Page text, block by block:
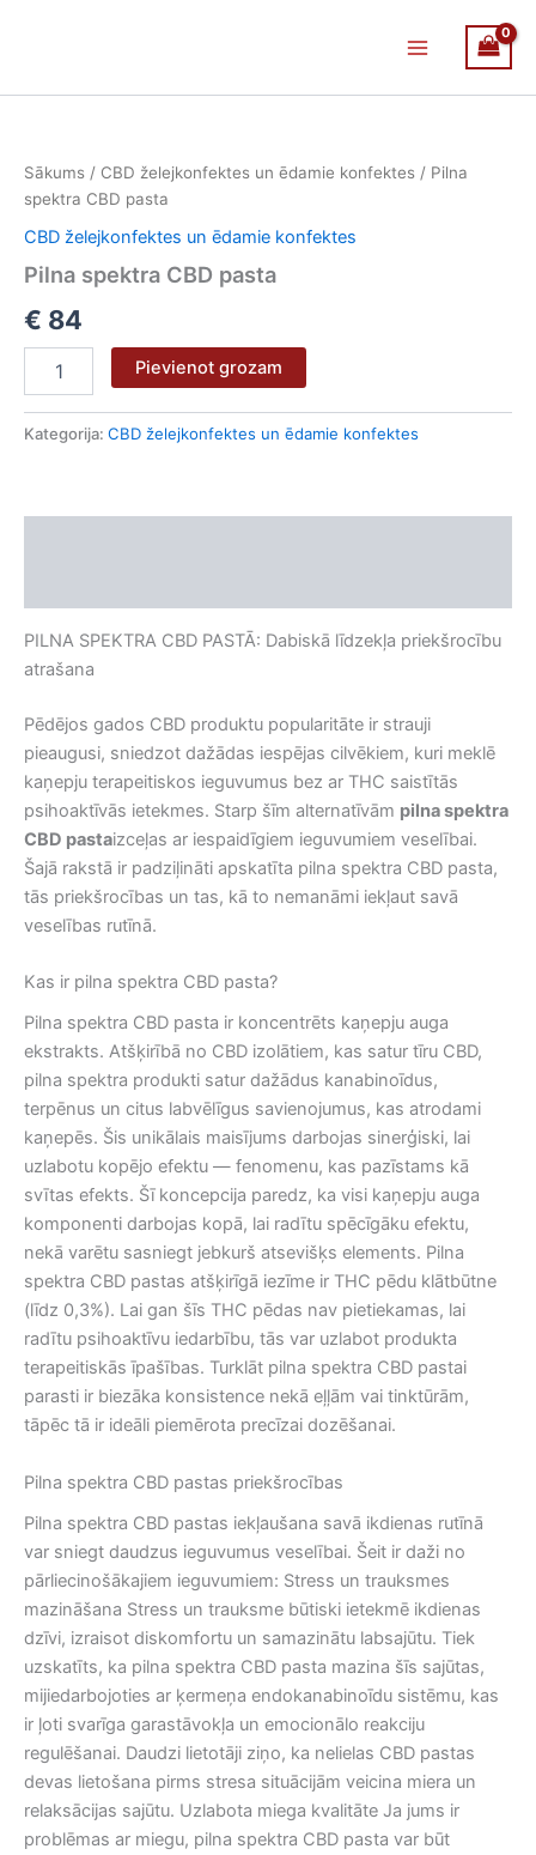
Menu
Sākums / CBD želejkonfektes un ēdamie konfektes / Pilna
spektra CBD pasta
CBD želejkonfektes un ēdamie konfektes
Pilna spektra CBD pasta
€ 84
pasta
daudzums
Pievienot grozam
Kategorija: CBD želejkonfektes un ēdamie konfektes
PILNA SPEKTRA CBD PASTĀ: Dabiskā līdzekļa priekšrocību
atrašana
Pēdējos gados CBD produktu popularitāte ir strauji
pieaugusi, sniedzot dažādas iespējas cilvēkiem, kuri meklē
kaņepju terapeitiskos ieguvumus bez ar THC saistītās
psihoaktīvās ietekmes. Starp šīm alternatīvām pilna spektra
CBD pastaizceļas ar iespaidīgiem ieguvumiem veselībai.
Šajā rakstā ir padziļināti apskatīta pilna spektra CBD pasta,
tās priekšrocības un tas, kā to nemanāmi iekļaut savā
veselības rutīnā.
Kas ir pilna spektra CBD pasta?
Pilna spektra CBD pasta ir koncentrēts kaņepju auga
ekstrakts. Atšķirībā no CBD izolātiem, kas satur tīru CBD,
pilna spektra produkti satur dažādus kanabinoīdus,
terpēnus un citus labvēlīgus savienojumus, kas atrodami
kaņepēs. Šis unikālais maisījums darbojas sinerģiski, lai
uzlabotu kopējo efektu — fenomenu, kas pazīstams kā
svītas efekts. Šī koncepcija paredz, ka visi kaņepju auga
komponenti darbojas kopā, lai radītu spēcīgāku efektu,
nekā varētu sasniegt jebkurš atsevišķs elements. Pilna
spektra CBD pastas atšķirīgā iezīme ir THC pēdu klātbūtne
(līdz 0,3%). Lai gan šīs THC pēdas nav pietiekamas, lai
radītu psihoaktīvu iedarbību, tās var uzlabot produkta
terapeitiskās īpašības. Turklāt pilna spektra CBD pastai
parasti ir biezāka konsistence nekā eļļām vai tinktūrām,
tāpēc tā ir ideāli piemērota precīzai dozēšanai.
Pilna spektra CBD pastas priekšrocības
Pilna spektra CBD pastas iekļaušana savā ikdienas rutīnā
var sniegt daudzus ieguvumus veselībai. Šeit ir daži no
pārliecinošākajiem ieguvumiem: Stress un trauksmes
mazināšana Stress un trauksme būtiski ietekmē ikdienas
dzīvi, izraisot diskomfortu un samazinātu labsajūtu. Tiek
uzskatīts, ka pilna spektra CBD pasta mazina šīs sajūtas,
mijiedarbojoties ar ķermeņa endokanabinoīdu sistēmu, kas
ir ļoti svarīga garastāvokļa un emocionālo reakciju
regulēšanai. Daudzi lietotāji ziņo, ka nelielas CBD pastas
devas lietošana pirms stresa situācijām veicina miera un
relaksācijas sajūtu. Uzlabota miega kvalitāte Ja jums ir
problēmas ar miegu, pilna spektra CBD pasta var būt